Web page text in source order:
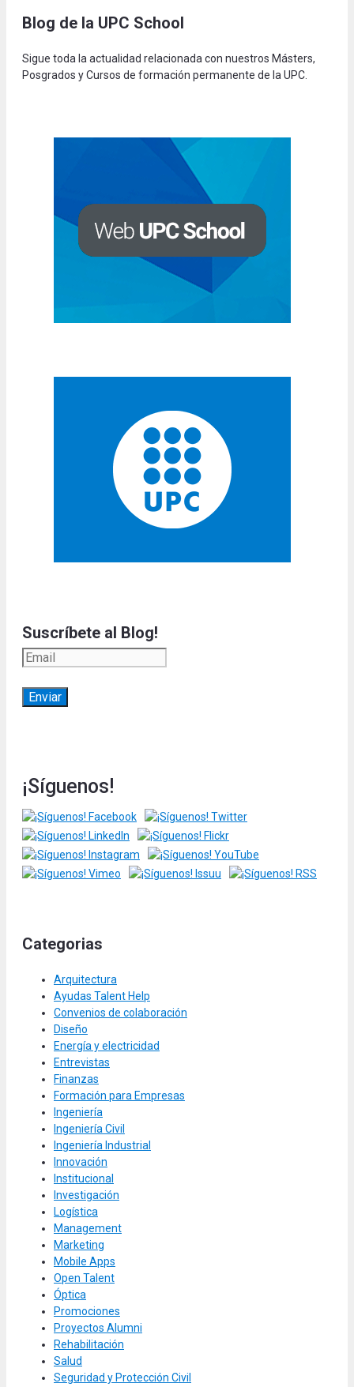
Blog de la UPC School
Sigue toda la actualidad relacionada con nuestros Másters,
Posgrados y Cursos de formación permanente de la UPC.
Suscríbete al Blog!
¡Síguenos!
Categorias
Arquitectura
Ayudas Talent Help
Convenios de colaboración
Diseño
Energía y electricidad
Entrevistas
Finanzas
Formación para Empresas
Ingeniería
Ingeniería Civil
Ingeniería Industrial
Innovación
Institucional
Investigación
Logística
Management
Marketing
Mobile Apps
Open Talent
Óptica
Promociones
Proyectos Alumni
Rehabilitación
Salud
Seguridad y Protección Civil